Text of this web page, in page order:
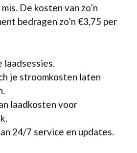
De kosten van zo’n
bedragen zo’n €3,75 per
laadsessies.
je stroomkosten laten
laadkosten voor
24/7 service en updates.